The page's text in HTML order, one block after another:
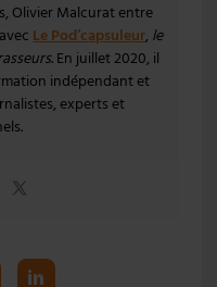
Olivier Malcurat entre
Le Pod’capsuleur, le
. En juillet 2020, il
indépendant et
experts et